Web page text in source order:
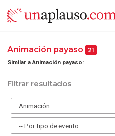
Animación payaso 21
Similar a Animación payaso:
Filtrar resultados